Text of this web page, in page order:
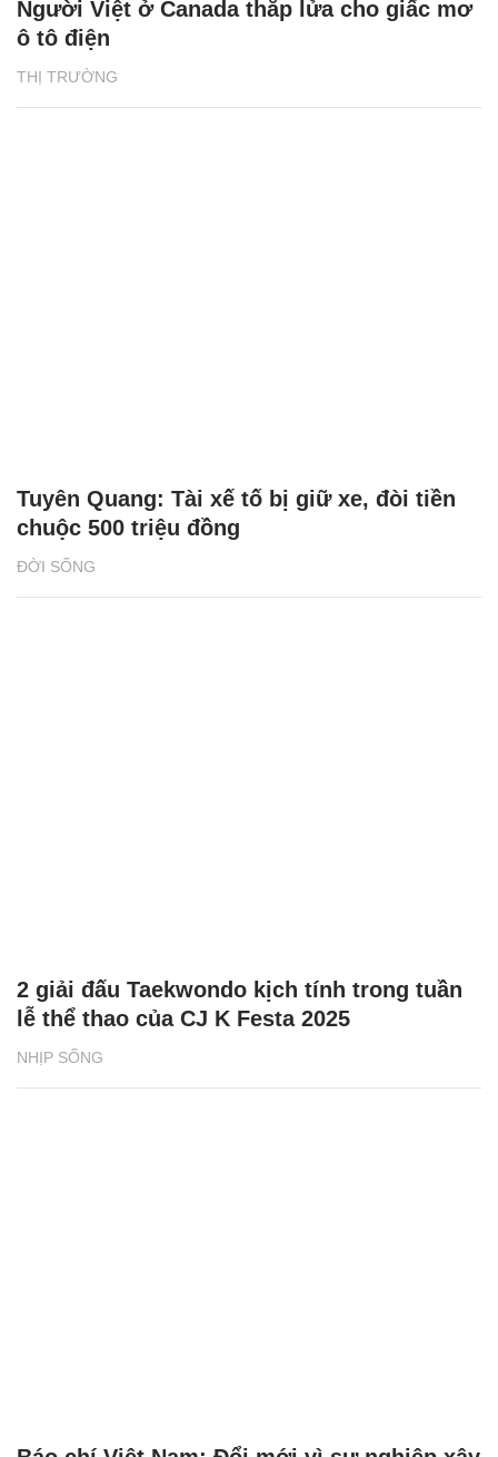
THỊ TRƯỜNG
Người Việt ở Canada thắp lửa cho giấc mơ
ô tô điện
ĐỜI SỐNG
Tuyên Quang: Tài xế tố bị giữ xe, đòi tiền
chuộc 500 triệu đồng
NHỊP SỐNG
2 giải đấu Taekwondo kịch tính trong tuần
lễ thể thao của CJ K Festa 2025